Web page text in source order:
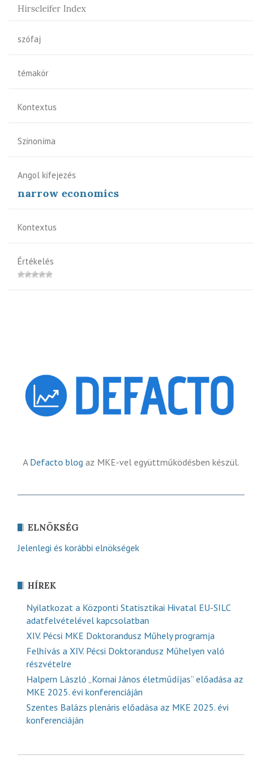
Hirscleifer Index
szófaj
témakör
Kontextus
Szinoníma
Angol kifejezés
narrow economics
Kontextus
Értékelés
A Defacto blog az MKE-vel együttműködésben készül.
ELNÖKSÉG
Jelenlegi és korábbi elnökségek
HÍREK
Nyilatkozat a Központi Statisztikai Hivatal EU-SILC
adatfelvételével kapcsolatban
XIV. Pécsi MKE Doktorandusz Műhely programja
Felhívás a XIV. Pécsi Doktorandusz Műhelyen való
részvételre
Halpern László „Kornai János életműdíjas” előadása az
MKE 2025. évi konferenciáján
Szentes Balázs plenáris előadása az MKE 2025. évi
konferenciáján